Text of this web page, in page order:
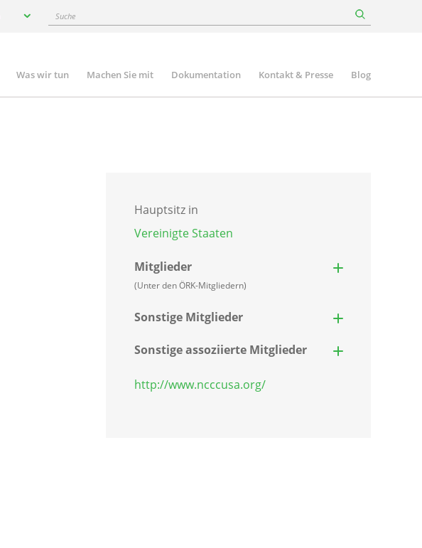
Suche
Was wir tun Machen Sie mit Dokumentation Kontakt & Presse Blog
Hauptsitz in
Vereinigte Staaten
Mitglieder
(Unter den ÖRK-Mitgliedern)
Sonstige Mitglieder
Sonstige assoziierte Mitglieder
http://www.ncccusa.org/